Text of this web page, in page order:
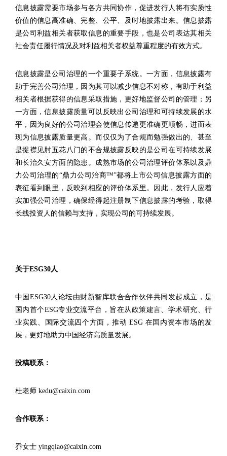
信息披露需要市场参与各方共同协作，促进发行人将有实质性
价值的信息高准确、完整、公平、及时地披露出来。信息披露
是公司利益相关者获取信息的重要手段，也是公司表达其相关
社会责任履行情况及对利益相关者权益尊重程度的有效方式。
信息披露是公司治理的一个重要子系统。一方面，信息披露有
助于完善公司治理，因为其可以减少信息不对称，有助于利益
相关者根据获得的信息采取措施，更好地监督公司的管理；另
一方面，信息披露质量可以反映出公司治理和可持续发展的水
平，因为良好的公司治理会使信息传递更准确更顺畅，进而表
现为信息披露质量更高。而仅仅为了合规而勉强做出的、甚至
是捉襟见肘五花八门的不合规披露反映的是公司在可持续发展
和长治久安方面的隐患。成熟市场的公司治理评价体系以及鼎
力公司治理的“鼎力公司治商™”都将上市公司信息披露方面的
表征看到眼里，反映到相应的评价体系里。因此，发行人应着
实加强公司治理，确保经得起注册制下信息披露的考验，取得
长线投资人的信赖与支持，实现公司的可持续发展。
关于ESG30人
中国ESG30人论坛由财新智库联合合作伙伴共同发起成立，是
国内首个ESG专业交流平台，旨在从政策建言、学术研究、行
业实践、国际交流四个方面，推动 ESG 在国内资本市场的发
展，更好地助力中国经济高质量发展。
投稿联系：
杜老师 kedu@caixin.com
合作联系：
乔女士 yingqiao@caixin.com